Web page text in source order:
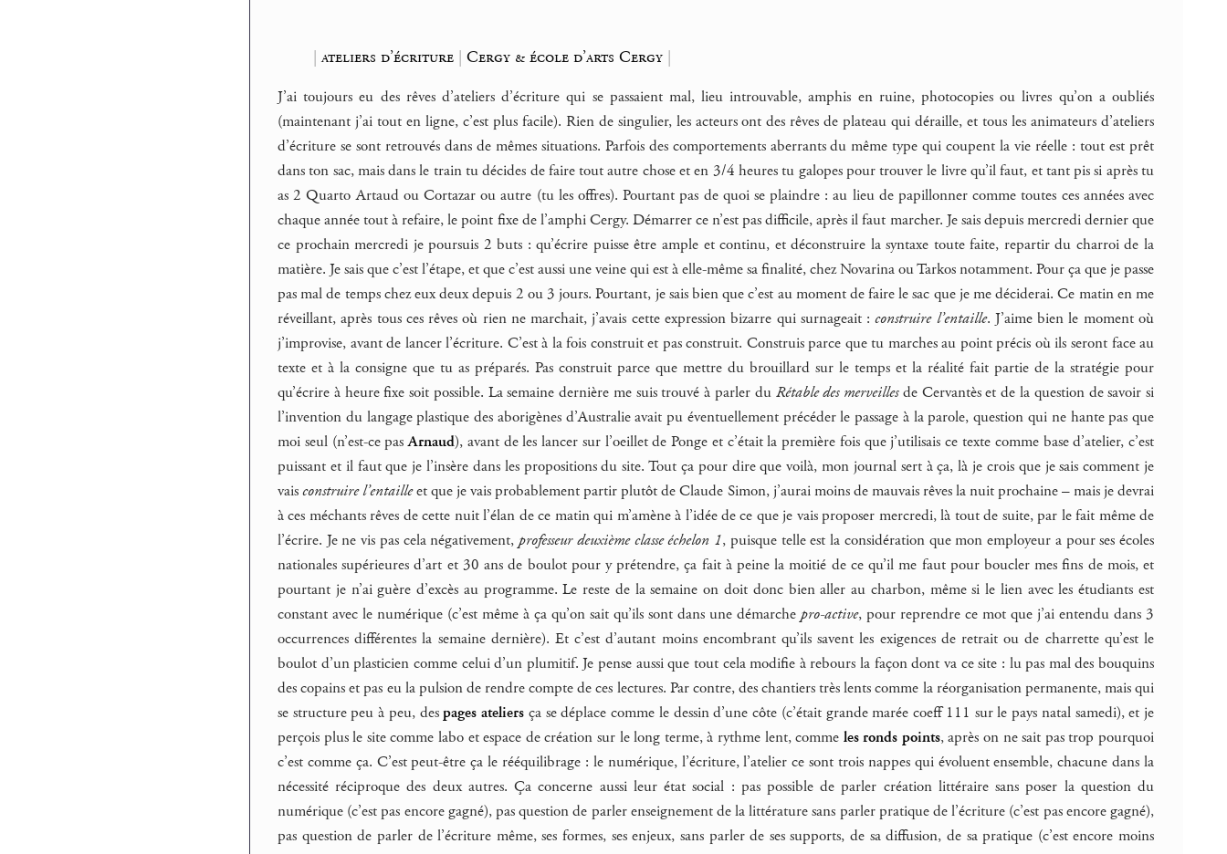
|ateliers d’écriture |Cergy & école d’arts Cergy |
J’ai toujours eu des rêves d’ateliers d’écriture qui se passaient mal, lieu introuvable, amphis en ruine, photocopies ou livres qu’on a oubliés
(maintenant j’ai tout en ligne, c’est plus facile). Rien de singulier, les acteurs ont des rêves de plateau qui déraille, et tous les animateurs d’ateliers
d’écriture se sont retrouvés dans de mêmes situations. Parfois des comportements aberrants du même type qui coupent la vie réelle : tout est prêt
dans ton sac, mais dans le train tu décides de faire tout autre chose et en 3/4 heures tu galopes pour trouver le livre qu’il faut, et tant pis si après tu
as 2 Quarto Artaud ou Cortazar ou autre (tu les offres). Pourtant pas de quoi se plaindre : au lieu de papillonner comme toutes ces années avec
chaque année tout à refaire, le point fixe de l’amphi Cergy. Démarrer ce n’est pas difficile, après il faut marcher. Je sais depuis mercredi dernier que
ce prochain mercredi je poursuis 2 buts : qu’écrire puisse être ample et continu, et déconstruire la syntaxe toute faite, repartir du charroi de la
matière. Je sais que c’est l’étape, et que c’est aussi une veine qui est à elle-même sa finalité, chez Novarina ou Tarkos notamment. Pour ça que je passe
pas mal de temps chez eux deux depuis 2 ou 3 jours. Pourtant, je sais bien que c’est au moment de faire le sac que je me déciderai. Ce matin en me
réveillant, après tous ces rêves où rien ne marchait, j’avais cette expression bizarre qui surnageait :construire l’entaille. J’aime bien le moment où
j’improvise, avant de lancer l’écriture. C’est à la fois construit et pas construit. Construis parce que tu marches au point précis où ils seront face au
texte et à la consigne que tu as préparés. Pas construit parce que mettre du brouillard sur le temps et la réalité fait partie de la stratégie pour
qu’écrire à heure fixe soit possible. La semaine dernière me suis trouvé à parler du Rétable des merveillesde Cervantès et de la question de savoir si
l’invention du langage plastique des aborigènes d’Australie avait pu éventuellement précéder le passage à la parole, question qui ne hante pas que
moi seul (n’est-ce pasArnaud), avant de les lancer sur l’oeillet de Ponge et c’était la première fois que j’utilisais ce texte comme base d’atelier, c’est
puissant et il faut que je l’insère dans les propositions du site. Tout ça pour dire que voilà, mon journal sert à ça, là je crois que je sais comment je
vaisconstruire l’entailleet que je vais probablement partir plutôt de Claude Simon, j’aurai moins de mauvais rêves la nuit prochaine – mais je devrai
à ces méchants rêves de cette nuit l’élan de ce matin qui m’amène à l’idée de ce que je vais proposer mercredi, là tout de suite, par le fait même de
l’écrire. Je ne vis pas cela négativement,professeur deuxième classe échelon 1, puisque telle est la considération que mon employeur a pour ses écoles
nationales supérieures d’art et 30 ans de boulot pour y prétendre, ça fait à peine la moitié de ce qu’il me faut pour boucler mes fins de mois, et
pourtant je n’ai guère d’excès au programme. Le reste de la semaine on doit donc bien aller au charbon, même si le lien avec les étudiants est
constant avec le numérique (c’est même à ça qu’on sait qu’ils sont dans une démarchepro-active, pour reprendre ce mot que j’ai entendu dans 3
occurrences différentes la semaine dernière). Et c’est d’autant moins encombrant qu’ils savent les exigences de retrait ou de charrette qu’est le
boulot d’un plasticien comme celui d’un plumitif. Je pense aussi que tout cela modifie à rebours la façon dont va ce site : lu pas mal des bouquins
des copains et pas eu la pulsion de rendre compte de ces lectures. Par contre, des chantiers très lents comme la réorganisation permanente, mais qui
se structure peu à peu, despages ateliers ça se déplace comme le dessin d’une côte (c’était grande marée coeff 111 sur le pays natal samedi), et je
perçois plus le site comme labo et espace de création sur le long terme, à rythme lent, comme les ronds points, après on ne sait pas trop pourquoi
c’est comme ça. C’est peut-être ça le rééquilibrage : le numérique, l’écriture, l’atelier ce sont trois nappes qui évoluent ensemble, chacune dans la
nécessité réciproque des deux autres. Ça concerne aussi leur état social : pas possible de parler création littéraire sans poser la question du
numérique (c’est pas encore gagné), pas question de parler enseignement de la littérature sans parler pratique de l’écriture (c’est pas encore gagné),
pas question de parler de l’écriture même, ses formes, ses enjeux, sans parler de ses supports, de sa diffusion, de sa pratique (c’est encore moins